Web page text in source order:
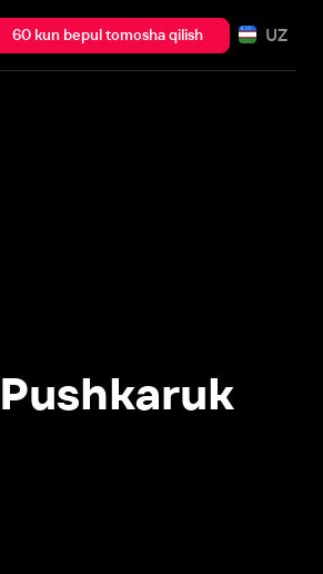
60 kun bepul tomosha qilish UZ